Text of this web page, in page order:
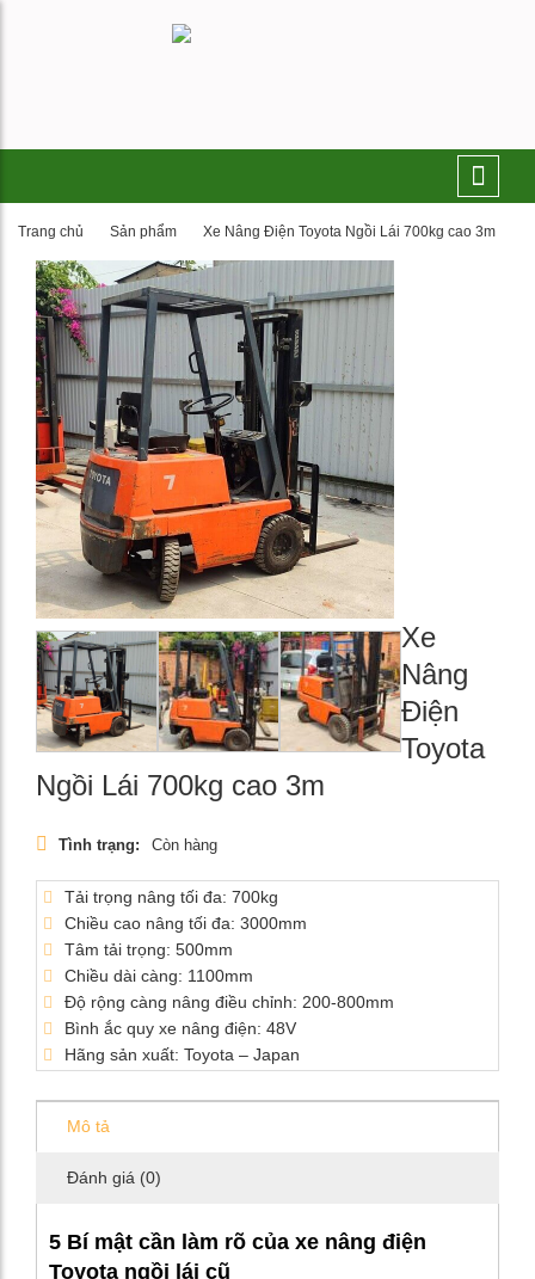
Trang chủ Sản phẩm Xe Nâng Điện Toyota Ngồi Lái 700kg cao 3m
Xe
Nâng
Điện
Toyota
Ngồi Lái 700kg cao 3m
Tình trạng: Còn hàng
Tải trọng nâng tối đa: 700kg
Chiều cao nâng tối đa: 3000mm
Tâm tải trọng: 500mm
Chiều dài càng: 1100mm
Độ rộng càng nâng điều chỉnh: 200-800mm
Bình ắc quy xe nâng điện: 48V
Hãng sản xuất: Toyota – Japan
Mô tả
Đánh giá (0)
5 Bí mật cần làm rõ của xe nâng điện
Toyota ngồi lái cũ